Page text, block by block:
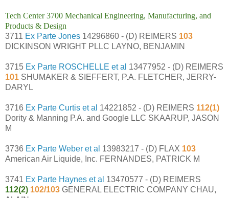
Tech Center 3700 Mechanical Engineering, Manufacturing, and
Products & Design
3711 Ex Parte Jones 14296860 - (D) REIMERS 103
DICKINSON WRIGHT PLLC LAYNO, BENJAMIN
3715 Ex Parte ROSCHELLE et al 13477952 - (D) REIMERS
101 SHUMAKER & SIEFFERT, P.A. FLETCHER, JERRY-
DARYL
3716 Ex Parte Curtis et al 14221852 - (D) REIMERS 112(1)
Dority & Manning P.A. and Google LLC SKAARUP, JASON
M
3736 Ex Parte Weber et al 13983217 - (D) FLAX 103
American Air Liquide, Inc. FERNANDES, PATRICK M
3741 Ex Parte Haynes et al 13470577 - (D) REIMERS
112(2) 102/103 GENERAL ELECTRIC COMPANY CHAU,